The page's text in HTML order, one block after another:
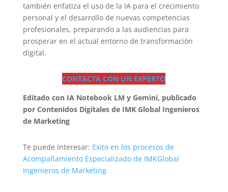
también enfatiza el uso de la IA para el crecimiento
personal y el desarrollo de nuevas competencias
profesionales, preparando a las audiencias para
prosperar en el actual entorno de transformación
digital.
CONTACTA CON UN EXPERTO
Editado con IA Notebook LM y Gemini, publicado
por Contenidos Digitales de IMK Global Ingenieros
de Marketing
Te puede interesar: Exito en los procesos de
Acompañamiento Especializado de IMKGlobal
Ingenieros de Marketing